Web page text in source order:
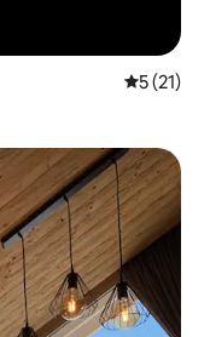
5 (21)